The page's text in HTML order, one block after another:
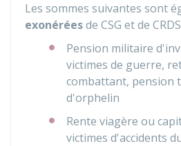
Les sommes suivantes sont
exonéréesde CSG et de
Pension militaire
victimes de guerre,
combattant, pension
d'orphelin
Rente viagère ou
victimes d'accidents